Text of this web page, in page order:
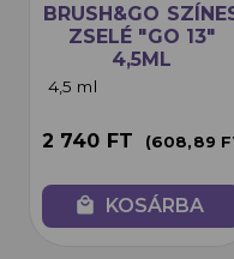
BRUSH&GO
ZSELÉ "GO 13"
4,5ML
4,5 ml
2 740 FT (608,89
local_mall KOSÁRBA